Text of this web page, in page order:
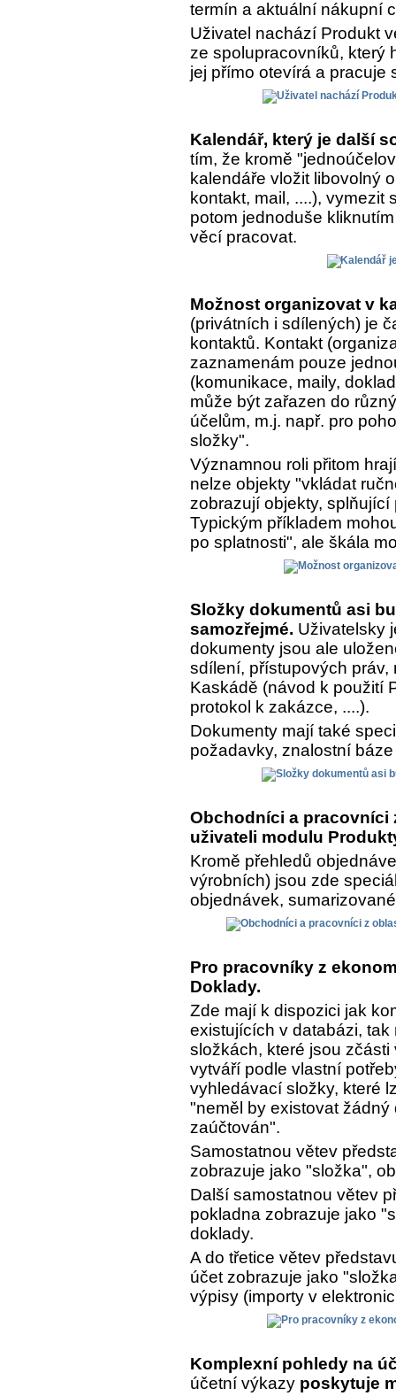
termín a aktuální nákupní
Uživatel nachází Produkt
ze spolupracovníků, který
jej přímo otevírá a pracuje
Kalendář, který je další
tím, že kromě
kalendáře vložit libovolný
kontakt, mail, ....), vymezit
potom jednoduše
věcí pracovat.
Možnost organizovat v
(privátních i sdílených) je
kontaktů. Kontakt
zaznamenám pouze
(komunikace, maily,
může být zařazen do
účelům, m.j. např. pro
složky".
Významnou roli přitom
nelze objekty "vkládat
zobrazují objekty,
Typickým příkladem
po splatnosti", ale škála
Složky dokumentů asi
samozřejmé. Uživatelsky
dokumenty jsou ale
sdílení, přístupových
Kaskádě (návod k použití
protokol k zakázce, ....).
Dokumenty mají také
požadavky, znalostní
Obchodníci a
uživateli modulu
Kromě přehledů
výrobních) jsou zde
objednávek,
Pro pracovníky z
Doklady.
Zde mají k dispozici jak
existujících v databázi,
složkách, které jsou
vytváří podle vlastní
vyhledávací složky, které
"neměl by existovat
zaúčtován".
Samostatnou větev
zobrazuje jako "složka",
Další samostatnou větev
pokladna zobrazuje jako
doklady.
A do třetice větev
účet zobrazuje jako
výpisy (importy v
Komplexní pohledy na
účetní výkazy poskytuje